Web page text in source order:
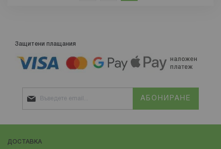
Защитени плащания
АБОНИРАНЕ
ДОСТАВКА